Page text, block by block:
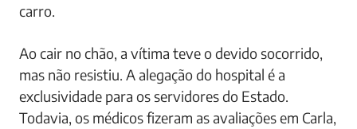
carro.
Ao cair no chão, a vítima teve o devido socorrido,
mas não resistiu. A alegação do hospital é a
exclusividade para os servidores do Estado.
Todavia, os médicos fizeram as avaliações em Carla,